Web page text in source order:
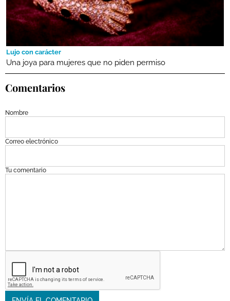
Lujo con carácter
Una joya para mujeres que no piden permiso
Comentarios
Nombre
Correo electrónico
Tu comentario